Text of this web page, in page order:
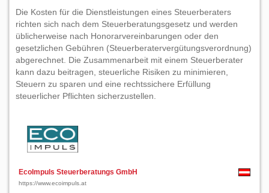
Die Kosten für die Dienstleistungen eines Steuerberaters
richten sich nach dem Steuerberatungsgesetz und werden
üblicherweise nach Honorarvereinbarungen oder den
gesetzlichen Gebühren (Steuerberatervergütungsverordnung)
abgerechnet. Die Zusammenarbeit mit einem Steuerberater
kann dazu beitragen, steuerliche Risiken zu minimieren,
Steuern zu sparen und eine rechtssichere Erfüllung
steuerlicher Pflichten sicherzustellen.
EcoImpuls Steuerberatungs GmbH
https://www.ecoimpuls.at